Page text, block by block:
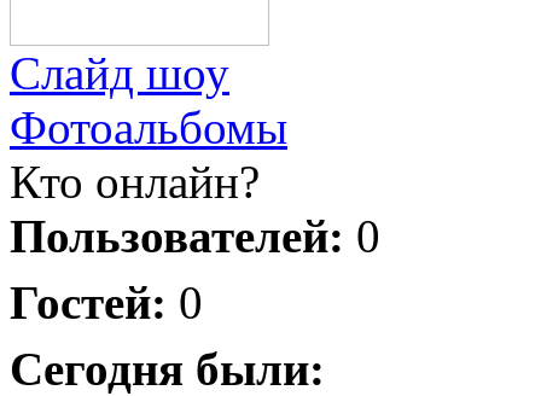
Слайд шоу
Фотоальбомы
Кто онлайн?
Пользователей: 0
Гостей: 0
Сегодня были: